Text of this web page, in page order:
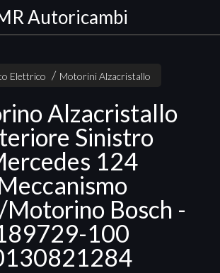
Autoricambi
Elettrico Motorini Alzacristallo
Alzacristallo
Sinistro
124
Motorino Bosch -
100